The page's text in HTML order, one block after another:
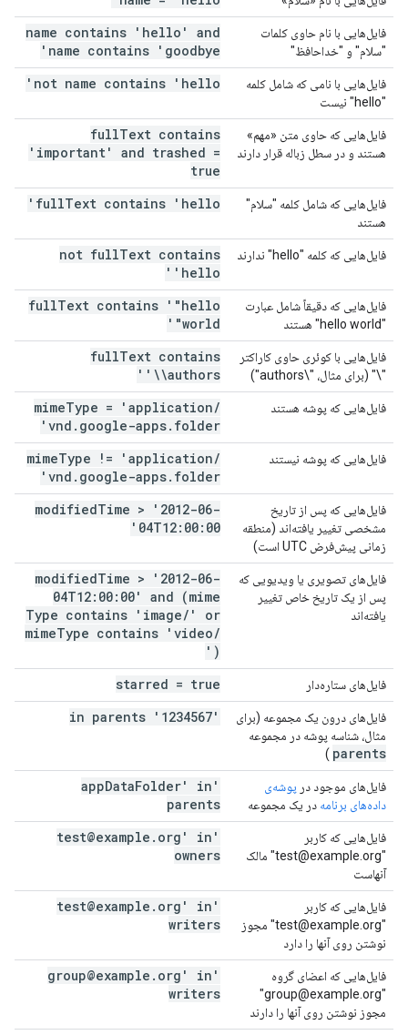
فایل‌هایی با نام حاوی کلمات
"سلام" و "خداحافظ"
name contains 'hello' and
name contains 'goodbye'
فایل‌هایی با نامی که شامل کلمه
"hello" نیست
not name contains 'hello'
فایل‌هایی که حاوی متن «مهم»
هستند و در سطل زباله قرار دارند
fullText contains
'important' and trashed =
true
فایل‌هایی که شامل کلمه "سلام"
هستند
fullText contains 'hello'
فایل‌هایی که کلمه "hello" ندارند not fullText contains
'hello'
فایل‌هایی که دقیقاً شامل عبارت
"hello world" هستند
fullText contains '"hello
world"'
فایل‌هایی با کوئری حاوی کاراکتر
"\" (برای مثال، "\authors")
fullText contains
'\\authors'
فایل‌هایی که پوشه هستند mimeType = 'application/
vnd . google-apps. folder'
فایل‌هایی که پوشه نیستند mimeType != 'application/
vnd . google-apps. folder'
فایل‌هایی که پس از تاریخ
مشخصی تغییر یافته‌اند (منطقه
زمانی پیش‌فرض UTC است)
modifiedTime > '2012-06-
04T12:00:00'
فایل‌های تصویری یا ویدیویی که
پس از یک تاریخ خاص تغییر
یافته‌اند
modifiedTime > '2012-06-
04T12:00:00' and (mime
Type contains 'image/ ' or
mimeType contains 'video/
')
فایل‌های ستاره‌دار starred = true
فایل‌های درون یک مجموعه (برای
مثال، شناسه پوشه در مجموعه
parents
)
'1234567' in parents
فایل‌های موجود در پوشه‌ی
داده‌های برنامه در یک مجموعه
'app
DataFolder' in
parents
فایل‌هایی که کاربر
"test@example.org" مالک
آنهاست
'test@example
. org' in
owners
فایل‌هایی که کاربر
"test@example.org" مجوز
نوشتن روی آنها را دارد
'test@example
. org' in
writers
فایل‌هایی که اعضای گروه
"group@example.org"
مجوز نوشتن روی آنها را دارند
'group@example
. org' in
writers